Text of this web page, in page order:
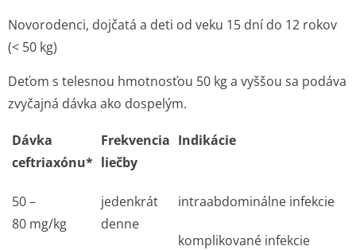
Novorodenci, dojčatá a deti od veku 15 dní do 12 rokov
(< 50 kg)
Deťom s telesnou hmotnosťou 50 kg a vyššou sa podáva
zvyčajná dávka ako dospelým.
Dávka
ceftriaxónu*
Frekvencia
liečby
Indikácie
50 –
80 mg/kg
jedenkrát
denne
intraabdominálne infekcie
komplikované infekcie